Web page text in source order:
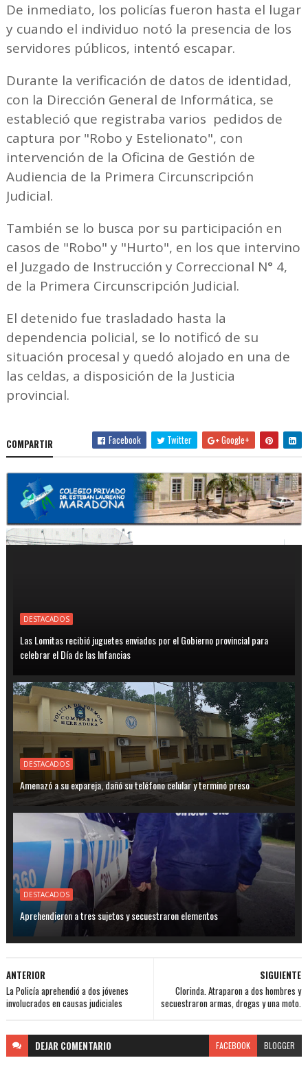
De inmediato, los policías fueron hasta el lugar
y cuando el individuo notó la presencia de los
servidores públicos, intentó escapar.
Durante la verificación de datos de identidad,
con la Dirección General de Informática, se
estableció que registraba varios pedidos de
captura por "Robo y Estelionato", con
intervención de la Oficina de Gestión de
Audiencia de la Primera Circunscripción
Judicial.
También se lo busca por su participación en
casos de "Robo" y "Hurto", en los que intervino
el Juzgado de Instrucción y Correccional N° 4,
de la Primera Circunscripción Judicial.
El detenido fue trasladado hasta la
dependencia policial, se lo notificó de su
situación procesal y quedó alojado en una de
las celdas, a disposición de la Justicia
provincial.
COMPARTIR Facebook Twitter Google+
DESTACADOS
Las Lomitas recibió juguetes enviados por el Gobierno provincial para
celebrar el Día de las Infancias
DESTACADOS
Amenazó a su expareja, dañó su teléfono celular y terminó preso
DESTACADOS
Aprehendieron a tres sujetos y secuestraron elementos
SIGUIENTE
Clorinda. Atraparon a dos hombres y
secuestraron armas, drogas y una moto.
ANTERIOR
La Policía aprehendió a dos jóvenes
involucrados en causas judiciales
DEJAR COMENTARIO FACEBOOK BLOGGER